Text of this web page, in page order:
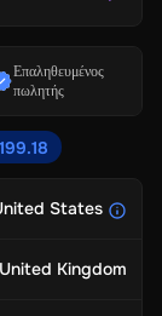
Επαληθευμένος
πωλητής
States
United Kingdom